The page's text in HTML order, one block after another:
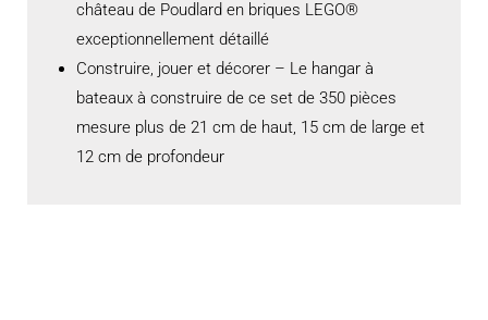
château de Poudlard en briques LEGO®
exceptionnellement détaillé
Construire, jouer et décorer – Le hangar à
bateaux à construire de ce set de 350 pièces
mesure plus de 21 cm de haut, 15 cm de large et
12 cm de profondeur